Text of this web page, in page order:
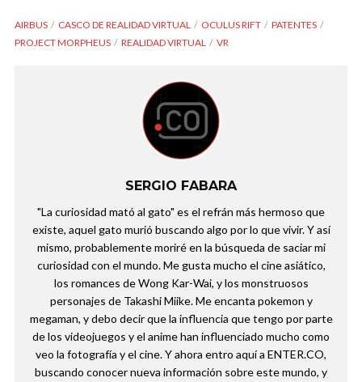
AIRBUS CASCO DE REALIDAD VIRTUAL OCULUS RIFT
PATENTES
PROJECT MORPHEUS
REALIDAD VIRTUAL VR
SERGIO FABARA
"La curiosidad mató al gato" es el refrán más hermoso que
existe, aquel gato murió buscando algo por lo que vivir. Y así
mismo, probablemente moriré en la búsqueda de saciar mi
curiosidad con el mundo. Me gusta mucho el cine asiático,
los romances de Wong Kar-Wai, y los monstruosos
personajes de Takashi Miike. Me encanta pokemon y
megaman, y debo decir que la influencia que tengo por parte
de los videojuegos y el anime han influenciado mucho como
veo la fotografía y el cine. Y ahora entro aquí a ENTER.CO,
buscando conocer nueva información sobre este mundo, y